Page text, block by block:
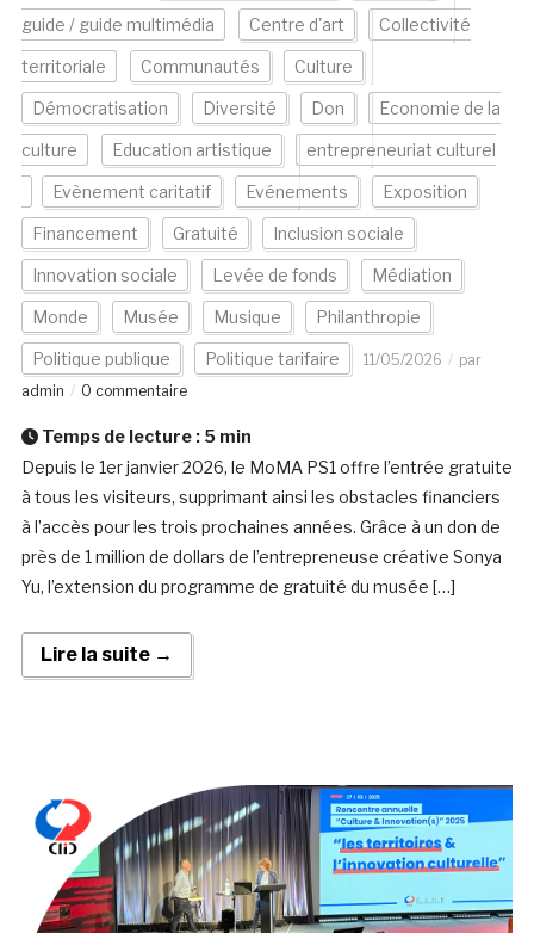
guide / guide multimédia Centre d'art Collectivité
territoriale Communautés Culture
Démocratisation Diversité Don Economie de la
culture Education artistique entrepreneuriat culturel
Evènement caritatif Evénements Exposition
Financement Gratuité Inclusion sociale
Innovation sociale Levée de fonds Médiation
Monde Musée Musique Philanthropie
Politique publique Politique tarifaire 11/05/2026
par
admin
0 commentaire
Temps de lecture : 5 min
Depuis le 1er janvier 2026, le MoMA PS1 offre l’entrée gratuite
à tous les visiteurs, supprimant ainsi les obstacles financiers
à l’accès pour les trois prochaines années. Grâce à un don de
près de 1 million de dollars de l’entrepreneuse créative Sonya
Yu, l’extension du programme de gratuité du musée […]
Lire la suite →